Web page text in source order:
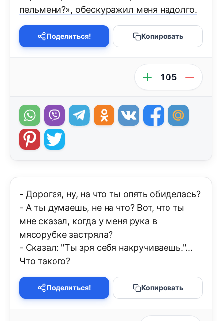
пельмени?», обескуражил меня надолго.
Поделиться! Копировать
105
- Дорогая, ну, на что ты опять обиделась?
- А ты думаешь, не на что? Вот, что ты
мне сказал, когда у меня рука в
мясорубке застряла?
- Сказал: "Ты зря себя накручиваешь."...
Что такого?
Поделиться! Копировать